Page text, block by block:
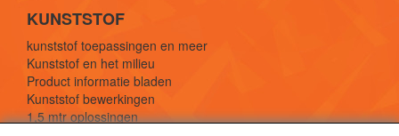
KUNSTSTOF
kunststof toepassingen en meer
Kunststof en het milieu
Product informatie bladen
Kunststof bewerkingen
1,5 mtr oplossingen